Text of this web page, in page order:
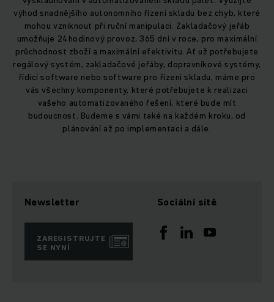
výhod snadnějšího autonomního řízení skladu bez chyb, které
mohou vzniknout při ruční manipulaci. Zakladačový jeřáb
umožňuje 24hodinový provoz, 365 dní v roce, pro maximální
průchodnost zboží a maximální efektivitu. Ať už potřebujete
regálový systém, zakladačové jeřáby, dopravníkové systémy,
řídicí software nebo software pro řízení skladu, máme pro
vás všechny komponenty, které potřebujete k realizaci
vašeho automatizovaného řešení, které bude mít
budoucnost. Budeme s vámi také na každém kroku, od
plánování až po implementaci a dále.
Newsletter
ZAREGISTRUJTE
SE NYNÍ
Sociální sítě